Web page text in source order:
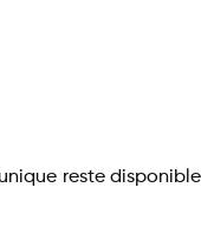
reste disponible